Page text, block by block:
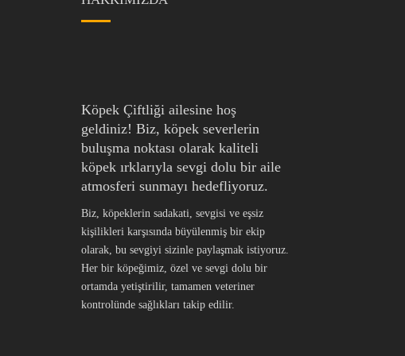
Köpek Çiftliği ailesine hoş
geldiniz! Biz, köpek severlerin
buluşma noktası olarak kaliteli
köpek ırklarıyla sevgi dolu bir aile
atmosferi sunmayı hedefliyoruz.
Biz, köpeklerin sadakati, sevgisi ve eşsiz
kişilikleri karşısında büyülenmiş bir ekip
olarak, bu sevgiyi sizinle paylaşmak istiyoruz.
Her bir köpeğimiz, özel ve sevgi dolu bir
ortamda yetiştirilir, tamamen veteriner
kontrolünde sağlıkları takip edilir.